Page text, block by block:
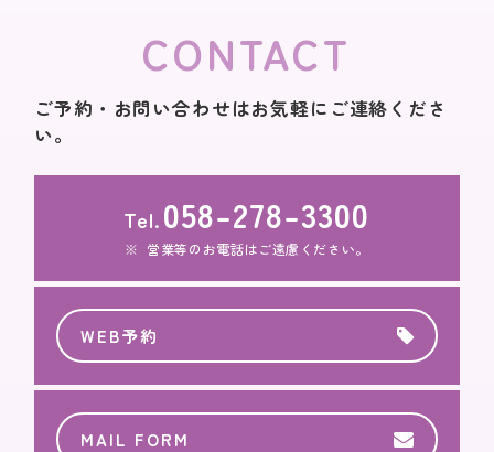
CONTACT
ご予約・お問い合わせはお気軽にご連絡くださ
い。
Tel.058-278-3300
営業等のお電話はご遠慮ください。
WEB予約
MAIL FORM